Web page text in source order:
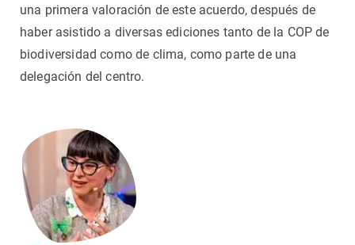
una primera valoración de este acuerdo, después de
haber asistido a diversas ediciones tanto de la COP de
biodiversidad como de clima, como parte de una
delegación del centro.